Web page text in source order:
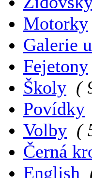
Motorky
Galerie
Fejetony
Školy (
Povídky
Volby (
Černá
English